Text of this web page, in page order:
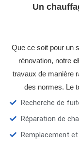
Un
Que ce soit pour un
rénovation, notre
travaux de manière
des normes. Le
Recherche de
Réparation de
Remplacement